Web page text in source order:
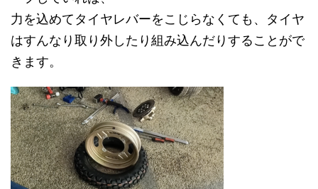
力を込めてタイヤレバーをこじらなくても、タイヤ
はすんなり取り外したり組み込んだりすることがで
きます。